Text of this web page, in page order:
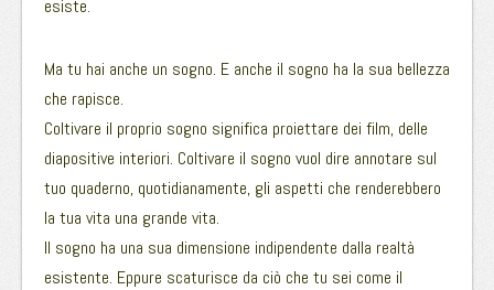
esiste.
Ma tu hai anche un sogno. E anche il sogno ha la sua bellezza
che rapisce.
Coltivare il proprio sogno significa proiettare dei film, delle
diapositive interiori. Coltivare il sogno vuol dire annotare sul
tuo quaderno, quotidianamente, gli aspetti che renderebbero
la tua vita una grande vita.
Il sogno ha una sua dimensione indipendente dalla realtà
esistente. Eppure scaturisce da ciò che tu sei come il